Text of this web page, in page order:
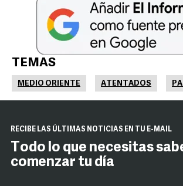
TEMAS
MEDIO ORIENTE ATENTADOS
RECIBE LAS ÚLTIMAS NOTICIAS EN TU E-MAIL
Todo lo que necesitas
comenzar tu día